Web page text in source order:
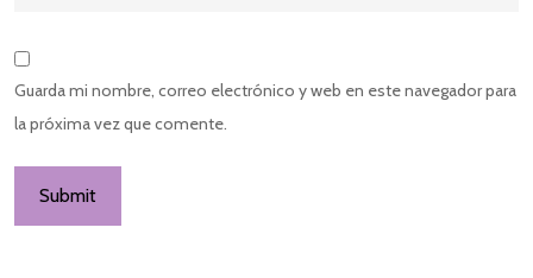
Guarda mi nombre, correo electrónico y web en este navegador para
la próxima vez que comente.